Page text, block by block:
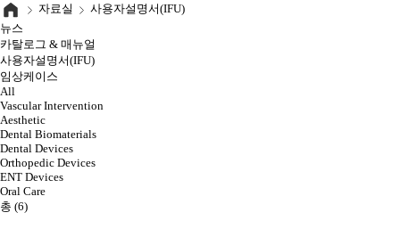
자료실
사용자설명서(IFU)
뉴스
카탈로그 & 매뉴얼
사용자설명서(IFU)
임상케이스
All
Vascular Intervention
Aesthetic
Dental Biomaterials
Dental Devices
Orthopedic Devices
ENT Devices
Oral Care
총 (6)